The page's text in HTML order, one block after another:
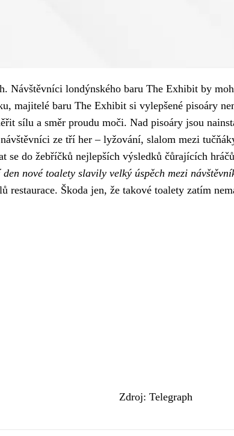
Návštěvníci londýnského baru The Exhibit by
majitelé baru The Exhibit si vylepšené pisoáry
sílu a směr proudu moči. Nad pisoáry jsou
ze tří her – lyžování, slalom mezi
se do žebříčků nejlepších výsledků čůrajících
nové toalety slavily velký úspěch mezi
restaurace. Škoda jen, že takové toalety zatím
Zdroj: Telegraph